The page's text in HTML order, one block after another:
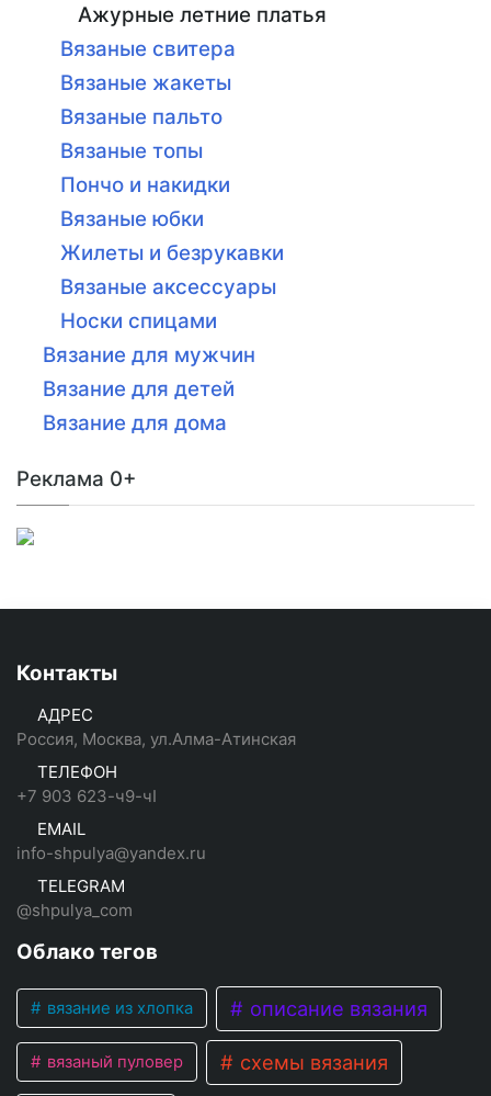
Ажурные летние платья
Вязаные свитера
Вязаные жакеты
Вязаные пальто
Вязаные топы
Пончо и накидки
Вязаные юбки
Жилеты и безрукавки
Вязаные аксессуары
Носки спицами
Вязание для мужчин
Вязание для детей
Вязание для дома
Реклама 0+
Контакты
АДРЕС
Россия, Москва, ул.Алма-Атинская
ТЕЛЕФОН
+7 903 623-ч9-чI
EMAIL
info-shpulya@yandex.ru
TELEGRAM
@shpulya_com
Облако тегов
вязание из хлопка описание вязания
вязаный пуловер схемы вязания